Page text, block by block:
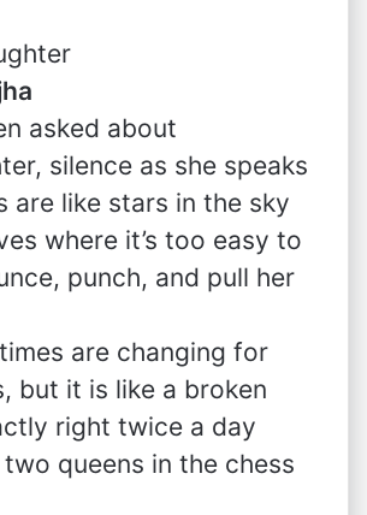
asked about
silence as she speaks
are like stars in the sky
where it’s too easy to
punch, and pull her
are changing for
but it is like a broken
right twice a day
queens in the chess